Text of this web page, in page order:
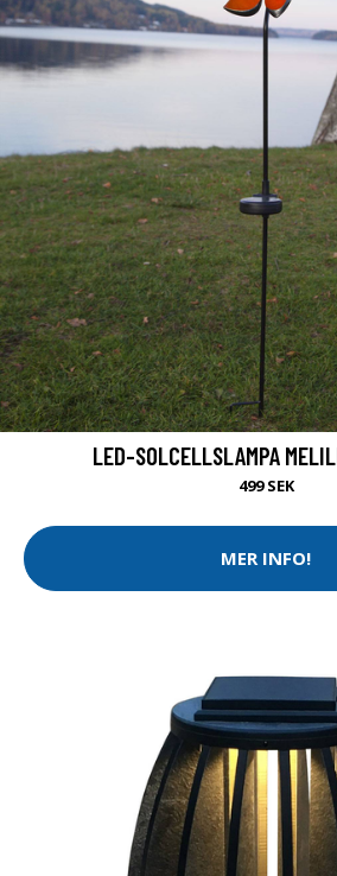
LED-SOLCELLSLAMPA
499 SEK
MER INFO!